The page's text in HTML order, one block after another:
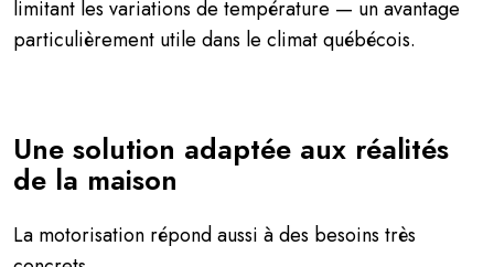
limitant les variations de température — un avantage
particulièrement utile dans le climat québécois.
Une solution adaptée aux réalités
de la maison
La motorisation répond aussi à des besoins très